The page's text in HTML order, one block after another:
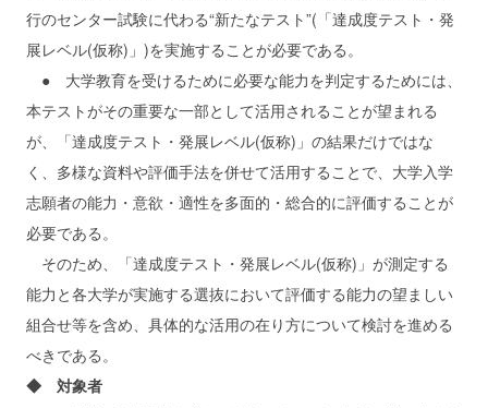
行のセンター試験に代わる“新たなテスト”(「達成度テスト・発
展レベル(仮称)」)を実施することが必要である。
● 大学教育を受けるために必要な能力を判定するためには、
本テストがその重要な一部として活用されることが望まれる
が、「達成度テスト・発展レベル(仮称)」の結果だけではな
く、多様な資料や評価手法を併せて活用することで、大学入学
志願者の能力・意欲・適性を多面的・総合的に評価することが
必要である。
そのため、「達成度テスト・発展レベル(仮称)」が測定する
能力と各大学が実施する選抜において評価する能力の望ましい
組合せ等を含め、具体的な活用の在り方について検討を進める
べきである。
◆ 対象者